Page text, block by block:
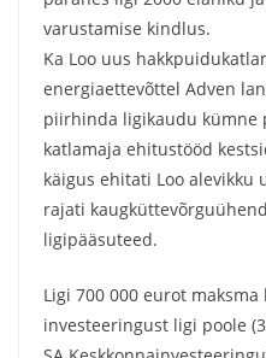
varustamise kindlus.
Ka Loo uus
energiaettevõttel Adven
piirhinda ligikaudu kümne
katlamaja ehitustööd
käigus ehitati Loo alevikku
rajati
ligipääsuteed.
Ligi 700 000 eurot
investeeringust ligi poole